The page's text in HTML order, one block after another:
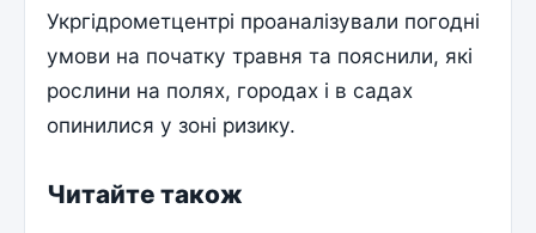
Укргідрометцентрі проаналізували погодні
умови на початку травня та пояснили, які
рослини на полях, городах і в садах
опинилися у зоні ризику.
Читайте також